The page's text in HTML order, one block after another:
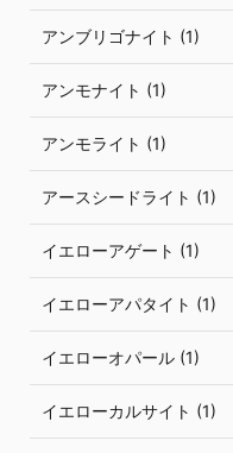
アンブリゴナイト (1)
アンモナイト (1)
アンモライト (1)
アースシードライト (1)
イエローアゲート (1)
イエローアパタイト (1)
イエローオパール (1)
イエローカルサイト (1)